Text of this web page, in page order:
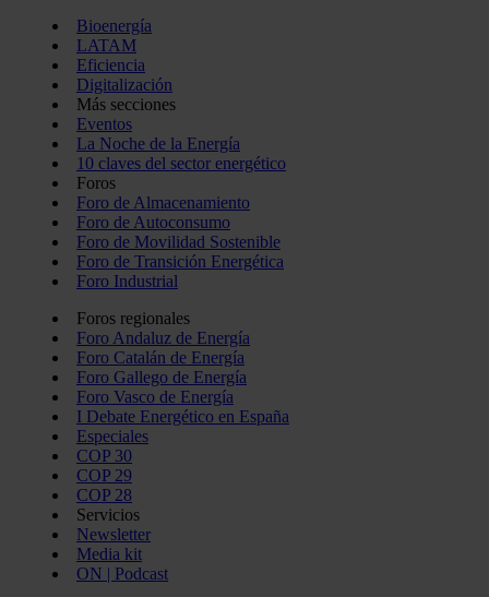
Bioenergía
LATAM
Eficiencia
Digitalización
Más secciones
Eventos
La Noche de la Energía
10 claves del sector energético
Foros
Foro de Almacenamiento
Foro de Autoconsumo
Foro de Movilidad Sostenible
Foro de Transición Energética
Foro Industrial
Foros regionales
Foro Andaluz de Energía
Foro Catalán de Energía
Foro Gallego de Energía
Foro Vasco de Energía
I Debate Energético en España
Especiales
COP 30
COP 29
COP 28
Servicios
Newsletter
Media kit
ON | Podcast